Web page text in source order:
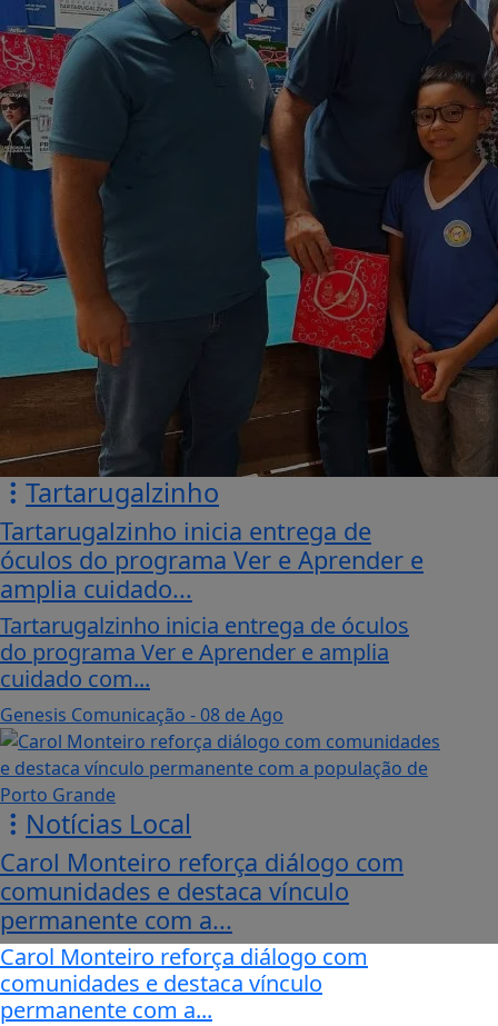
Tartarugalzinho
Tartarugalzinho inicia entrega de
óculos do programa Ver e Aprender e
amplia cuidado...
Tartarugalzinho inicia entrega de óculos
do programa Ver e Aprender e amplia
cuidado com...
Genesis Comunicação - 08 de Ago
Notícias Local
Carol Monteiro reforça diálogo com
comunidades e destaca vínculo
permanente com a...
Carol Monteiro reforça diálogo com
comunidades e destaca vínculo
permanente com a...